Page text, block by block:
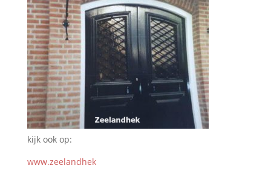
kijk ook op:
www.zeelandhek